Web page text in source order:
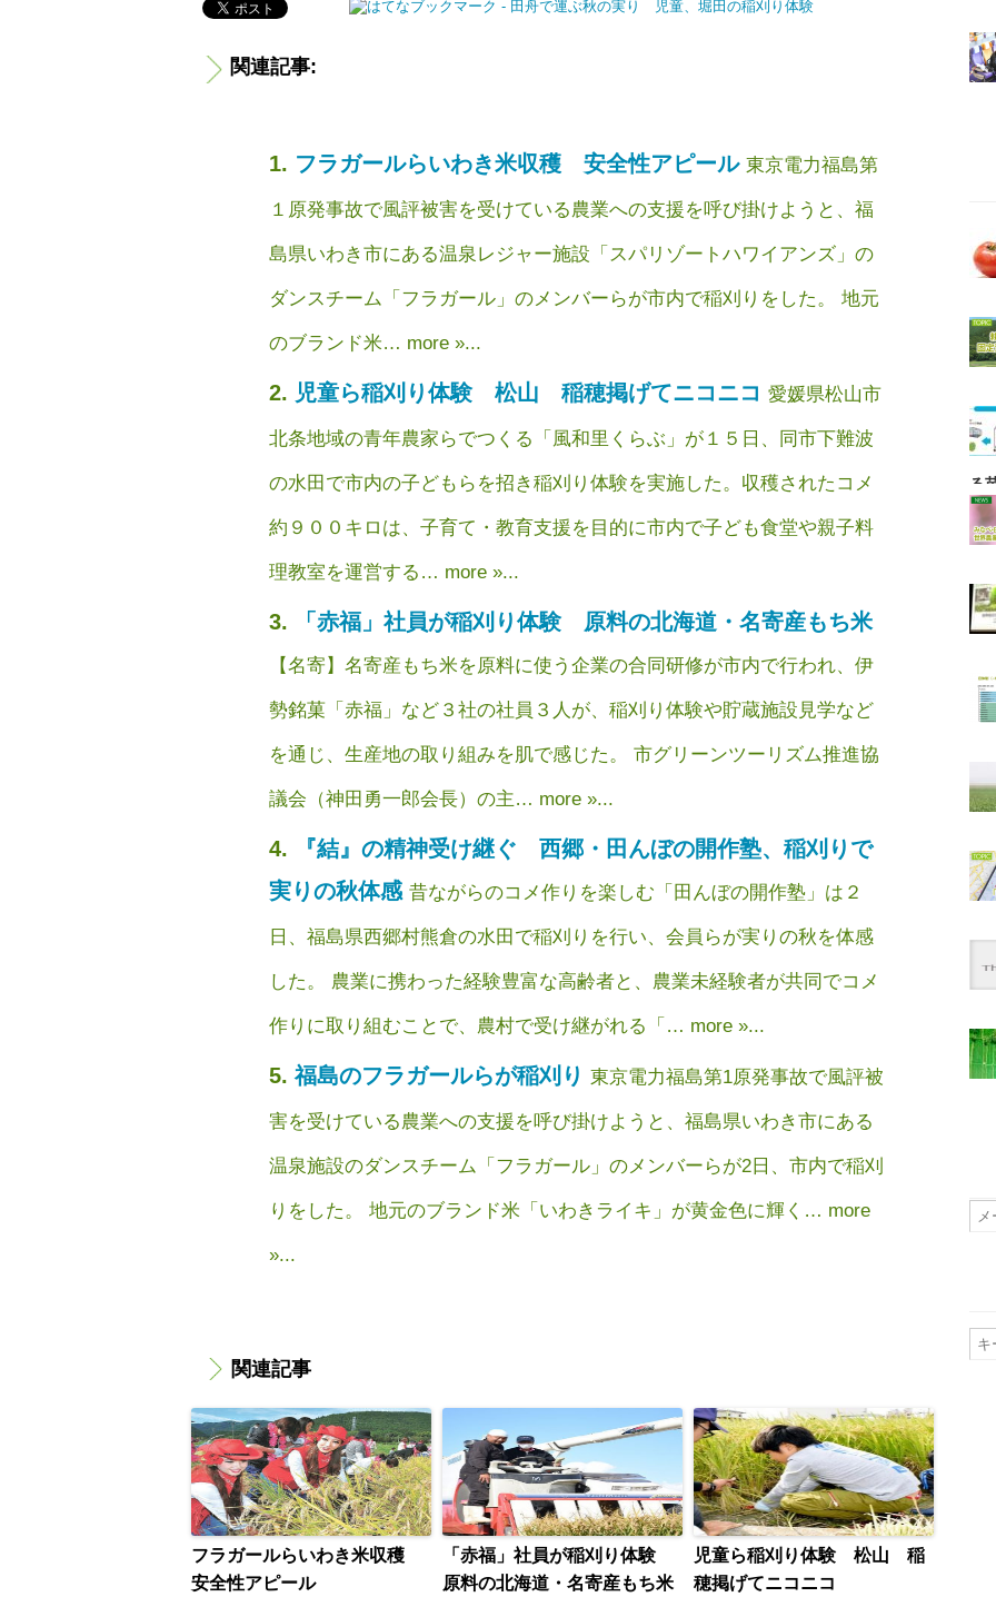
関連記事:
フラガールらいわき米収穫 安全性アピール 東京電力福島第
１原発事故で風評被害を受けている農業への支援を呼び掛けようと、福
島県いわき市にある温泉レジャー施設「スパリゾートハワイアンズ」の
ダンスチーム「フラガール」のメンバーらが市内で稲刈りをした。 地元
のブランド米… more »...
児童ら稲刈り体験 松山 稲穂掲げてニコニコ 愛媛県松山市
北条地域の青年農家らでつくる「風和里くらぶ」が１５日、同市下難波
の水田で市内の子どもらを招き稲刈り体験を実施した。収穫されたコメ
約９００キロは、子育て・教育支援を目的に市内で子ども食堂や親子料
理教室を運営する… more »...
「赤福」社員が稲刈り体験 原料の北海道・名寄産もち米
【名寄】名寄産もち米を原料に使う企業の合同研修が市内で行われ、伊
勢銘菓「赤福」など３社の社員３人が、稲刈り体験や貯蔵施設見学など
を通じ、生産地の取り組みを肌で感じた。 市グリーンツーリズム推進協
議会（神田勇一郎会長）の主… more »...
『結』の精神受け継ぐ 西郷・田んぼの開作塾、稲刈りで
実りの秋体感 昔ながらのコメ作りを楽しむ「田んぼの開作塾」は２
日、福島県西郷村熊倉の水田で稲刈りを行い、会員らが実りの秋を体感
した。 農業に携わった経験豊富な高齢者と、農業未経験者が共同でコメ
作りに取り組むことで、農村で受け継がれる「… more »...
福島のフラガールらが稲刈り 東京電力福島第1原発事故で風評被
害を受けている農業への支援を呼び掛けようと、福島県いわき市にある
温泉施設のダンスチーム「フラガール」のメンバーらが2日、市内で稲刈
りをした。 地元のブランド米「いわきライキ」が黄金色に輝く… more
»...
関連記事
フラガールらいわき米収穫
安全性アピール
「赤福」社員が稲刈り体験
原料の北海道・名寄産もち米
児童ら稲刈り体験 松山 稲
穂掲げてニコニコ
る